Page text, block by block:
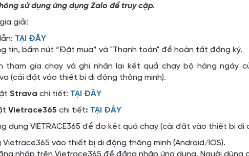
sử dụng ứng dụng Zalo để truy cập.
giải:
TẠI ĐÂY
tin, bấm nút “Đặt mua” và "Thanh toán" để hoàn tất đăng ký.
tham gia chạy và ghi nhận lại kết quả chạy bộ hàng ngày
(cài đặt vào thiết bị di động thông minh).
Strava chi tiết: TẠI ĐÂY
Vietrace365 chi tiết: TẠI ĐÂY
dụng VIETRACE365 để đo kết quả chạy (cài đặt vào thiết bị di
vào thiết bị di động thông minh (Android/IOS).